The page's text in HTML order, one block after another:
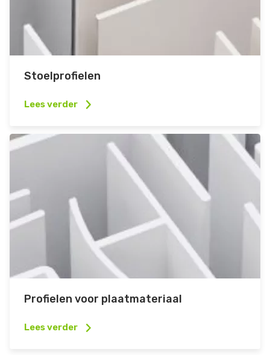
Stoelprofielen
Lees verder
Profielen voor plaatmateriaal
Lees verder